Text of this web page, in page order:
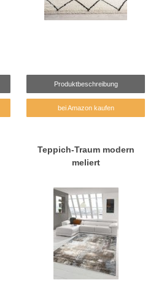
Produktbeschreibung
bei Amazon kaufen
Teppich-Traum modern
meliert